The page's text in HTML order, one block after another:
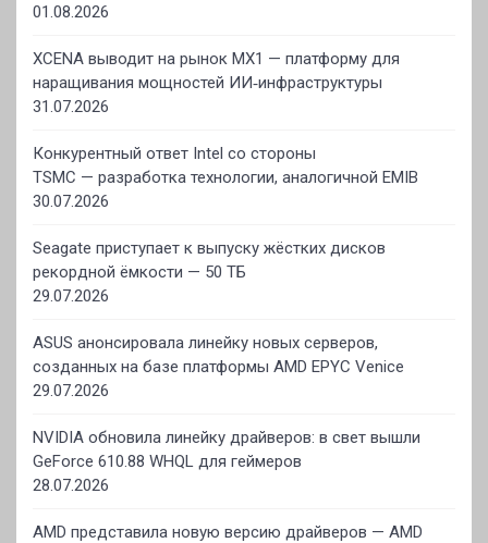
01.08.2026
XCENA выводит на рынок MX1 — платформу для
наращивания мощностей ИИ‑инфраструктуры
31.07.2026
Конкурентный ответ Intel со стороны
TSMC — разработка технологии, аналогичной EMIB
30.07.2026
Seagate приступает к выпуску жёстких дисков
рекордной ёмкости — 50 ТБ
29.07.2026
ASUS анонсировала линейку новых серверов,
созданных на базе платформы AMD EPYC Venice
29.07.2026
NVIDIA обновила линейку драйверов: в свет вышли
GeForce 610.88 WHQL для геймеров
28.07.2026
AMD представила новую версию драйверов — AMD